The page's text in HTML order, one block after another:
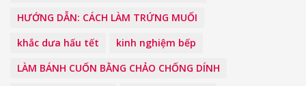
HƯỚNG DẪN: CÁCH LÀM TRỨNG MUỐI
khắc dưa hấu tết
kinh nghiệm bếp
LÀM BÁNH CUỐN BẰNG CHẢO CHỐNG DÍNH